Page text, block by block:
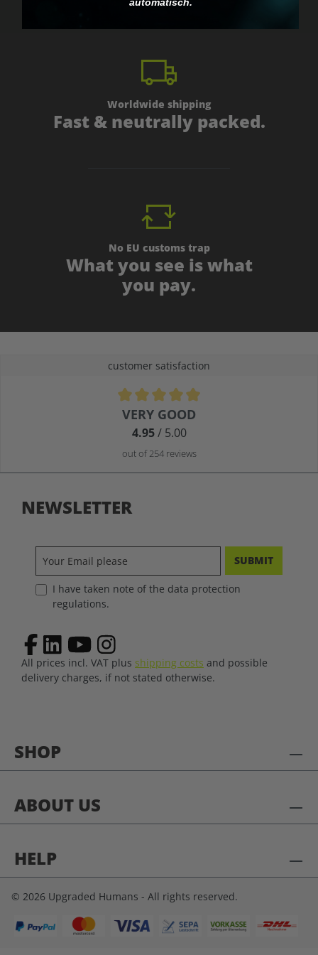
Worldwide shipping
Fast & neutrally packed.
No EU customs trap
What you see is what
you pay.
customer satisfaction
Average rating of 4.9 out of 5 stars
VERY GOOD
4.95/ 5.00
out of 254 reviews
SHOP
ABOUT US
HELP
NEWSLETTER
SUBMIT
I have taken note of the data protection
regulations.
All prices incl. VAT plus shipping costs and possible
delivery charges, if not stated otherwise.
© 2026 Upgraded Humans - All rights reserved.